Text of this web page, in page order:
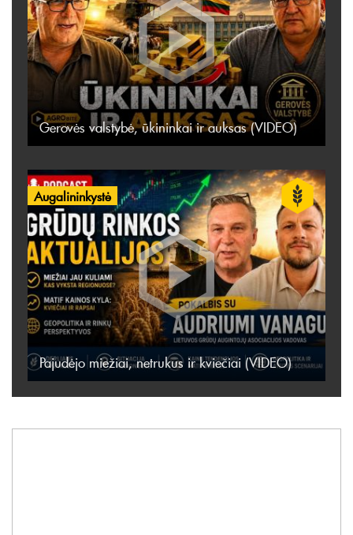
Gerovės valstybė, ūkininkai ir auksas (VIDEO)
Augalininkystė
Pajudėjo miežiai, netrukus ir kviečiai (VIDEO)